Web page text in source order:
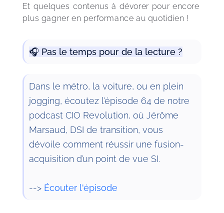
Et quelques contenus à dévorer pour encore
plus gagner en performance au quotidien !
🎧 Pas le temps pour de la lecture ?
Dans le métro, la voiture, ou en plein
jogging, écoutez l’épisode 64 de notre
podcast CIO Revolution, où Jérôme
Marsaud, DSI de transition, vous
dévoile comment réussir une fusion-
acquisition d’un point de vue SI.
--> Écouter l'épisode